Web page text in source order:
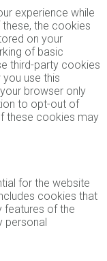
experience while
the cookies
on your
of basic
third-party cookies
use this
browser only
to opt-out of
these cookies may
for the website
cookies that
features of the